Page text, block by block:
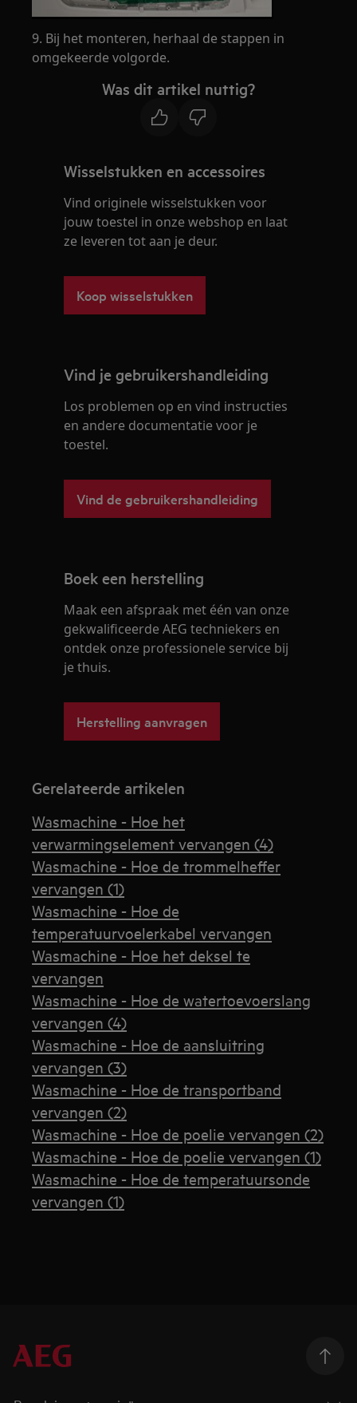
9. Bij het monteren, herhaal de stappen in
omgekeerde volgorde.
Was dit artikel nuttig?
Wisselstukken en accessoires
Vind originele wisselstukken voor
jouw toestel in onze webshop en laat
ze leveren tot aan je deur.
Koop wisselstukken
Vind je gebruikershandleiding
Los problemen op en vind instructies
en andere documentatie voor je
toestel.
Vind de gebruikershandleiding
Boek een herstelling
Maak een afspraak met één van onze
gekwalificeerde AEG techniekers en
ontdek onze professionele service bij
je thuis.
Herstelling aanvragen
Gerelateerde artikelen
Wasmachine - Hoe het
verwarmingselement vervangen (4)
Wasmachine - Hoe de trommelheffer
vervangen (1)
Wasmachine - Hoe de
temperatuurvoelerkabel vervangen
Wasmachine - Hoe het deksel te
vervangen
Wasmachine - Hoe de watertoevoerslang
vervangen (4)
Wasmachine - Hoe de aansluitring
vervangen (3)
Wasmachine - Hoe de transportband
vervangen (2)
Wasmachine - Hoe de poelie vervangen (2)
Wasmachine - Hoe de poelie vervangen (1)
Wasmachine - Hoe de temperatuursonde
vervangen (1)